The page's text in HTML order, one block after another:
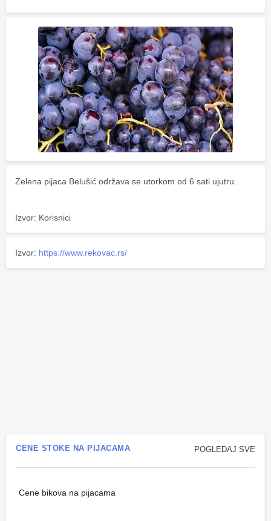
Zelena pijaca Belušić održava se utorkom od 6 sati ujutru.
Izvor: Korisnici
Izvor: https://www.rekovac.rs/
POGLEDAJ SVE
CENE STOKE NA PIJACAMA
Cene bikova na pijacama